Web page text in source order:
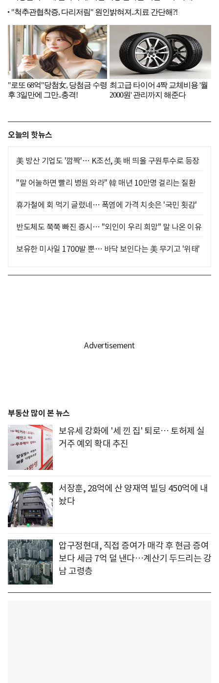
오늘의 핫뉴스
美 방산 기업도 '깜짝'… K조선, 美 배 띄울 구원투수로 등장
"말 어눌하면 빨리 병원 와라" 韓 매년 10만명 걸리는 질환
휴가철에 회 먹기 글렀네… 폭염에 가격 치솟은 '국민 횟감'
반도체도 쭉쭉 빠진 증시… "외인이 우리 희망" 말 나온 이유
보유한 미사일 1700발 뿐… 바닥 보인다는 美 무기고 '위태'
부동산 많이 본 뉴스
보유세 강화에 '세 낀 집' 퇴로… 토허제 실
거주 예외 확대 추진
서장훈, 28억에 산 양재역 빌딩 450억에 내
놨다
압구정현대, 직접 증여가 매각 후 현금 증여
보다 세금 7억 덜 낸다…계산기 두드리는 강
남 고령층